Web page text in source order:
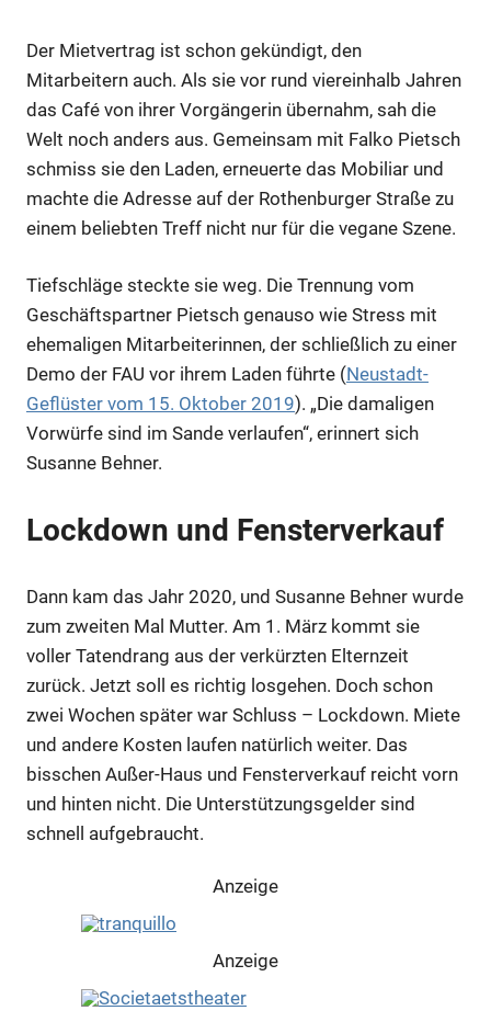
Der Mietvertrag ist schon gekündigt, den
Mitarbeitern auch. Als sie vor rund viereinhalb Jahren
das Café von ihrer Vorgängerin übernahm, sah die
Welt noch anders aus. Gemeinsam mit Falko Pietsch
schmiss sie den Laden, erneuerte das Mobiliar und
machte die Adresse auf der Rothenburger Straße zu
einem beliebten Treff nicht nur für die vegane Szene.
Tiefschläge steckte sie weg. Die Trennung vom
Geschäftspartner Pietsch genauso wie Stress mit
ehemaligen Mitarbeiterinnen, der schließlich zu einer
Demo der FAU vor ihrem Laden führte (Neustadt-
Geflüster vom 15. Oktober 2019). „Die damaligen
Vorwürfe sind im Sande verlaufen“, erinnert sich
Susanne Behner.
Lockdown und Fensterverkauf
Dann kam das Jahr 2020, und Susanne Behner wurde
zum zweiten Mal Mutter. Am 1. März kommt sie
voller Tatendrang aus der verkürzten Elternzeit
zurück. Jetzt soll es richtig losgehen. Doch schon
zwei Wochen später war Schluss – Lockdown. Miete
und andere Kosten laufen natürlich weiter. Das
bisschen Außer-Haus und Fensterverkauf reicht vorn
und hinten nicht. Die Unterstützungsgelder sind
schnell aufgebraucht.
Anzeige
Anzeige